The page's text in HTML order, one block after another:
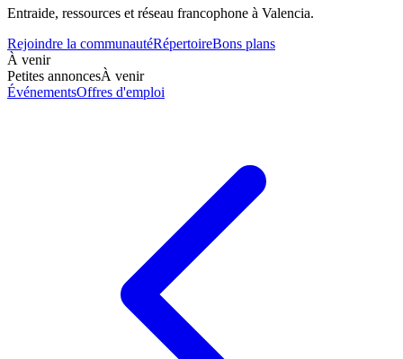
Entraide, ressources et réseau francophone à Valencia.
Rejoindre la communautéRépertoireBons plans
À venir
Petites annoncesÀ venir
ÉvénementsOffres d'emploi